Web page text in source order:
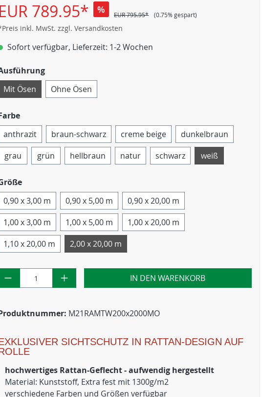
EUR 789.95* % EUR 795.95* (0.75% gespart)
inkl. MwSt. zzgl. Versandkosten
Sofort verfügbar, Lieferzeit: 1-2 Wochen
Mit Ösen
Ohne Ösen
anthrazit
braun-schwarz creme beige
dunkelbraun
grau
grün hellbraun natur schwarz weiß
0,90 x 3,00 m
0,90 x 5,00 m
0,90 x 20,00 m
1,00 x 3,00 m
1,00 x 5,00 m
1,00 x 20,00 m
1,10 x 20,00 m
2,00 x 20,00 m
IN DEN WARENKORB
M21RAMTW200x2000MO
SICHTSCHUTZ IN RATTAN-DESIGN AUF
hochwertiges Rattan-Geflecht - aufwendig hergestellt
Material: Kunststoff, Extra fest mit 1300g/m2
verschiedene Farben und Größen verfügbar